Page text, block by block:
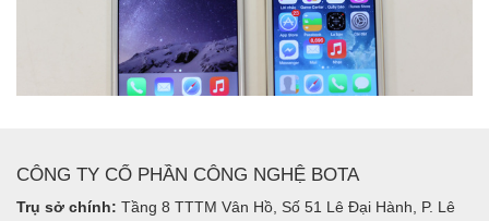
CÔNG TY CỔ PHẦN CÔNG NGHỆ BOTA
Trụ sở chính: Tầng 8 TTTM Vân Hồ, Số 51 Lê Đại Hành, P. Lê